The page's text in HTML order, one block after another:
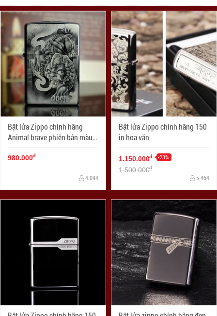
Bật lửa Zippo chính hãng
Animal brave phiên bản màu
xám
980.000đ
4.094
Bật lửa Zippo chính hãng 150
in hoa văn
1.150.000đ -23%
1.500.000đ
5.464